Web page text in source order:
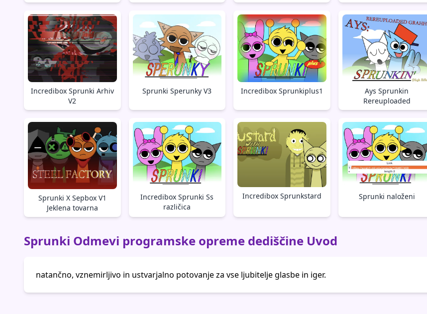
Incredibox Sprunki Arhiv
V2
Sprunki Sperunky V3 Incredibox Sprunkiplus1
Ays Sprunkin
Rereuploaded
Sprunki X Sepbox V1
Jeklena tovarna
Incredibox Sprunki Ss
različica
Incredibox Sprunkstard Sprunki naloženi
Sprunki Odmevi programske opreme dediščine Uvod
natančno, vznemirljivo in ustvarjalno potovanje za vse ljubitelje glasbe in iger.